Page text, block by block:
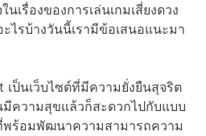
รื่องของการเล่นเกมเสี่ยงดวง
ไรบ้างวันนี้เรามีข้อเสนอแนะมา
เป็นเว็บไซต์ที่มีความยั่งยืนสุจริต
มีความสุขแล้วก็สะดวกไปกับแบบ
พร้อมพัฒนาความสามารถความ